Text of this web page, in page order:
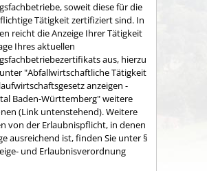
soweit diese für die
Tätigkeit zertifiziert sind. In
reicht die Anzeige Ihrer Tätigkeit
Ihres aktuellen
aus, hierzu
"Abfallwirtschaftliche Tätigkeit
anzeigen -
Baden-Württemberg" weitere
(Link untenstehend). Weitere
von der Erlaubnispflicht, in denen
ausreichend ist, finden Sie unter §
und Erlaubnisverordnung